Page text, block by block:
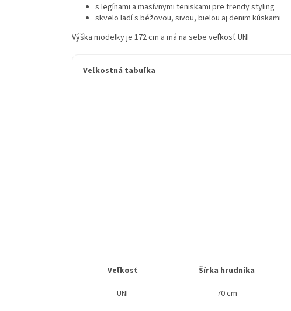
s legínami a masívnymi teniskami pre trendy styling
skvelo ladí s béžovou, sivou, bielou aj denim kúskami
Výška modelky je 172 cm a má na sebe veľkosť UNI
Veľkostná tabuľka
Veľkosť Šírka hrudníka
UNI
70 cm